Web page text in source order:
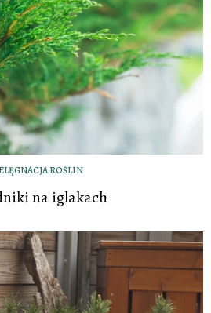
ROŚLIN
na iglakach